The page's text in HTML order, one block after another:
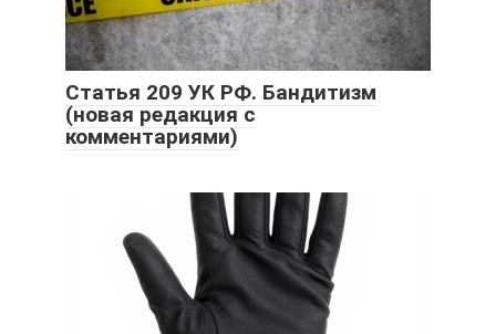
Статья 209 УК РФ. Бандитизм
(новая редакция с
комментариями)